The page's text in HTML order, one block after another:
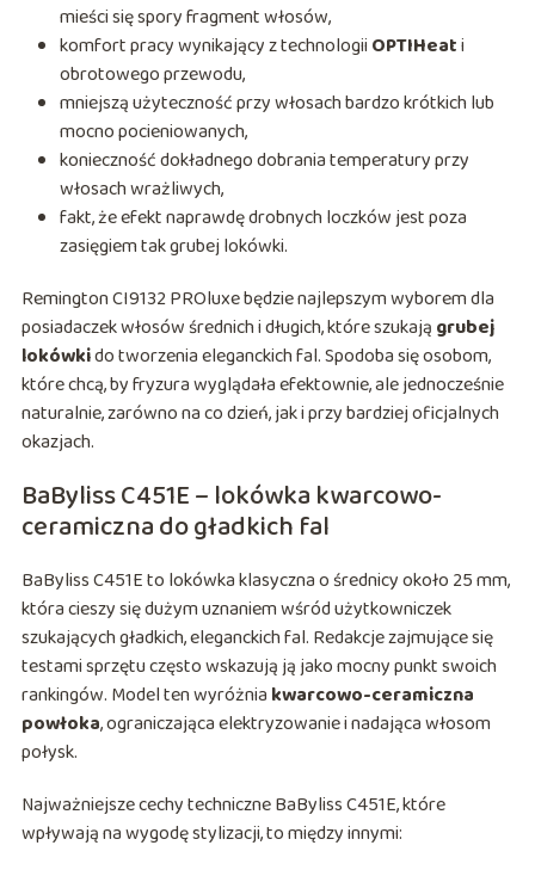
mieści się spory fragment włosów,
komfort pracy wynikający z technologii OPTIHeati
obrotowego przewodu,
mniejszą użyteczność przy włosach bardzo krótkich lub
mocno pocieniowanych,
konieczność dokładnego dobrania temperatury przy
włosach wrażliwych,
fakt, że efekt naprawdę drobnych loczków jest poza
zasięgiem tak grubej lokówki.
Remington CI9132 PROluxe będzie najlepszym wyborem dla
posiadaczek włosów średnich i długich, które szukają grubej
lokówkido tworzenia eleganckich fal. Spodoba się osobom,
które chcą, by fryzura wyglądała efektownie, ale jednocześnie
naturalnie, zarówno na co dzień, jak i przy bardziej oficjalnych
okazjach.
BaByliss C451E – lokówka kwarcowo-
ceramiczna do gładkich fal
BaByliss C451E to lokówka klasyczna o średnicy około 25 mm,
która cieszy się dużym uznaniem wśród użytkowniczek
szukających gładkich, eleganckich fal. Redakcje zajmujące się
testami sprzętu często wskazują ją jako mocny punkt swoich
rankingów. Model ten wyróżnia kwarcowo-ceramiczna
powłoka, ograniczająca elektryzowanie i nadająca włosom
połysk.
Najważniejsze cechy techniczne BaByliss C451E, które
wpływają na wygodę stylizacji, to między innymi: